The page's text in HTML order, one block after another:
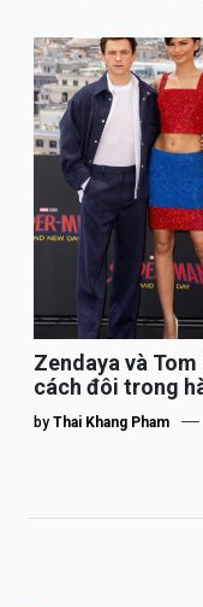
Zendaya và
cách đôi trong
by Thai Khang Pham